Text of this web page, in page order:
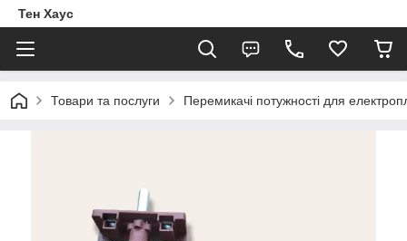
Тен Хаус
Товари та послуги Перемикачі потужності для